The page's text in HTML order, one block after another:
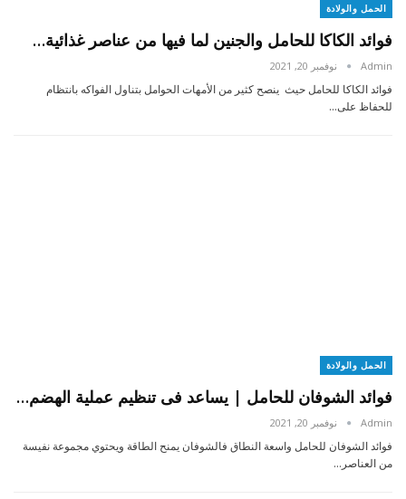
الحمل والولادة
فوائد الكاكا للحامل والجنين لما فيها من عناصر غذائية…
Admin نوفمبر 20, 2021
فوائد الكاكا للحامل حيث ينصح كثير من الأمهات الحوامل بتناول الفواكه بانتظام
للحفاظ على…
الحمل والولادة
فوائد الشوفان للحامل | يساعد فى تنظيم عملية الهضم…
Admin نوفمبر 20, 2021
فوائد الشوفان للحامل واسعة النطاق فالشوفان يمنح الطاقة ويحتوي مجموعة نفيسة
من العناصر…